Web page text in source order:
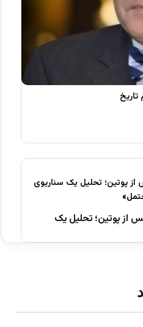
از پوتین؛ تحلیل یک